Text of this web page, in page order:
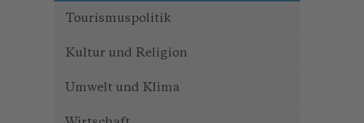
Tourismuspolitik
Kultur und Religion
Umwelt und Klima